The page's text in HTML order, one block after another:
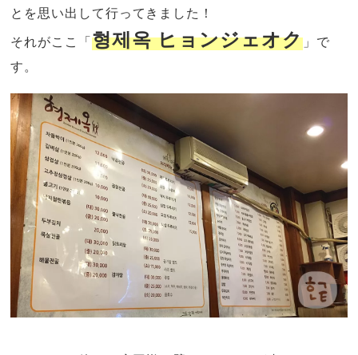
とを思い出して行ってきました！
それがここ「 형제옥 ヒョンジェオク 」で
す。